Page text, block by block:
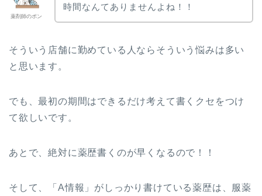
薬剤師のポン
時間なんてありませんよね！！
そういう店舗に勤めている人ならそういう悩みは多い
と思います。
でも、最初の期間はできるだけ考えて書くクセをつけ
て欲しいです。
あとで、絶対に薬歴書くのが早くなるので！！
そして、「A情報」がしっかり書けている薬歴は、服薬